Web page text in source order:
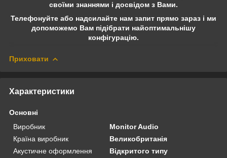
своїми знаннями і досвідом з Вами.
Телефонуйте або надсилайте нам запит прямо зараз і ми
допоможемо Вам підібрати найоптимальнішу
конфігурацію.
Приховати
Характеристики
Основні
Виробник
Monitor Audio
Країна виробник
Великобританія
Акустичне оформлення
Відкритого типу